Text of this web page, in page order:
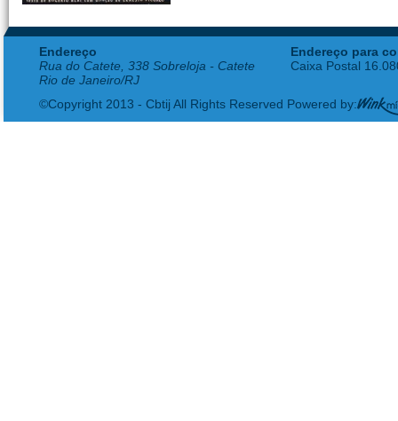
Endereço
Rua do Catete, 338 Sobreloja - Catete
Rio de Janeiro/RJ
Endereço para
Caixa Postal
©Copyright 2013 - Cbtij All Rights Reserved Powered by: